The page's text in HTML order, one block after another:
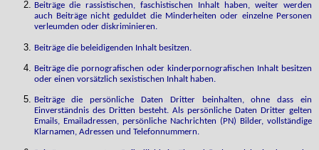
Beiträge die rassistischen, faschistischen Inhalt haben, weiter werden
auch Beiträge nicht geduldet die Minderheiten oder einzelne Personen
verleumden oder diskriminieren.
Beiträge die beleidigenden Inhalt besitzen.
Beiträge die pornografischen oder kinderpornografischen Inhalt besitzen
oder einen vorsätzlich sexistischen Inhalt haben.
Beiträge die persönliche Daten Dritter beinhalten, ohne dass ein
Einverständnis des Dritten besteht. Als persönliche Daten Dritter gelten
Emails, Emailadressen, persönliche Nachrichten (PN) Bilder, vollständige
Klarnamen, Adressen und Telefonnummern.